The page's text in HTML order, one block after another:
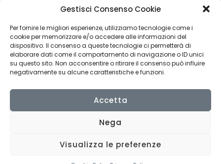
Gestisci Consenso Cookie
Per fornire le migliori esperienze, utilizziamo tecnologie come i
cookie per memorizzare e/o accedere alle informazioni del
dispositivo. Il consenso a queste tecnologie ci permetterà di
elaborare dati come il comportamento di navigazione o ID unici
su questo sito. Non acconsentire o ritirare il consenso può influire
negativamente su alcune caratteristiche e funzioni.
Accetta
Nega
Visualizza le preferenze
info@culturagroalimentare.com
Note legali
Privacy Policy
© 2022 CulturAgroalimentare di Raffaello De Crescenzo - P.IVA